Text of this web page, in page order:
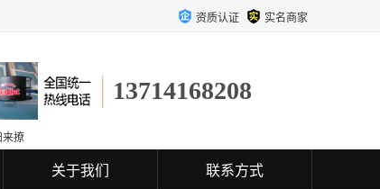
资质认证 实名商家
13714168208
来撩
关于我们 联系方式